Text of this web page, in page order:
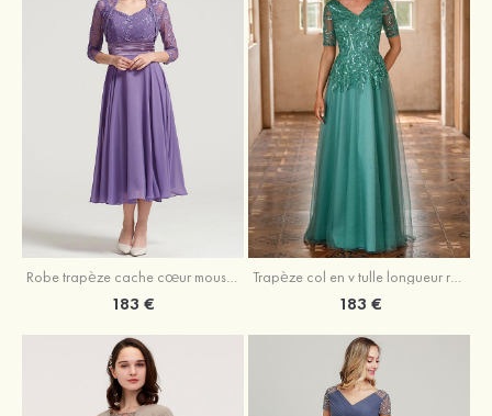
Robe trapèze cache cœur mousseline longueur mollet robe de mère de la mariée avec plissé veste
183 €
Trapèze col en v tulle longueur ras du sol robe de mère de la mariée avec perles paillettes
183 €